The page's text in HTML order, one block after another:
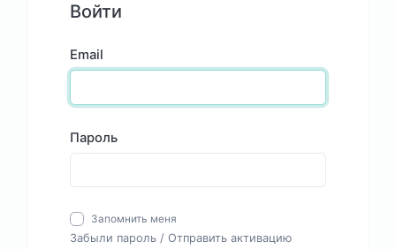
Войти
Email
Пароль
Запомнить меня
Забыли пароль / Отправить активацию